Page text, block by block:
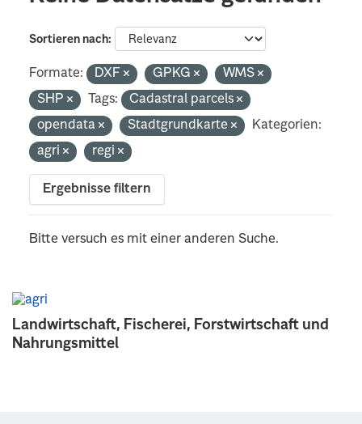
Landwirtschaft, Fischerei, Forstwirtschaft und
Nahrungsmittel
Sortieren nach
Formate: DXF GPKG
WMS
SHP
Tags:
Cadastral parcels
opendata
Stadtgrundkarte
Kategorien:
agri
regi
Ergebnisse filtern
Bitte versuch es mit einer anderen Suche.